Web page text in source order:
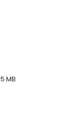
5 MB